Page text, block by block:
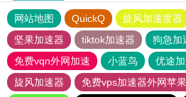
网站地图 QuickQ 旋风加速度器
坚果加速器
tiktok加速器
狗急加
免费vqn外网加速
小蓝鸟 优途
旋风加速器
免费vps加速器外网苹